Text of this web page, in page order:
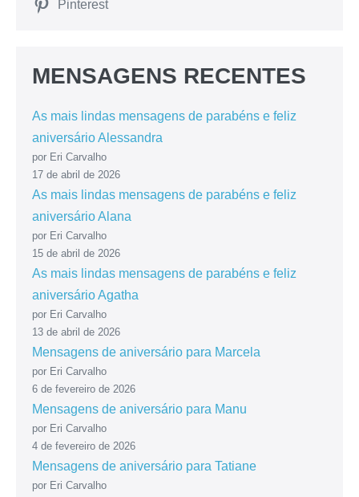
Pinterest
MENSAGENS RECENTES
As mais lindas mensagens de parabéns e feliz
aniversário Alessandra
por Eri Carvalho
17 de abril de 2026
As mais lindas mensagens de parabéns e feliz
aniversário Alana
por Eri Carvalho
15 de abril de 2026
As mais lindas mensagens de parabéns e feliz
aniversário Agatha
por Eri Carvalho
13 de abril de 2026
Mensagens de aniversário para Marcela
por Eri Carvalho
6 de fevereiro de 2026
Mensagens de aniversário para Manu
por Eri Carvalho
4 de fevereiro de 2026
Mensagens de aniversário para Tatiane
por Eri Carvalho